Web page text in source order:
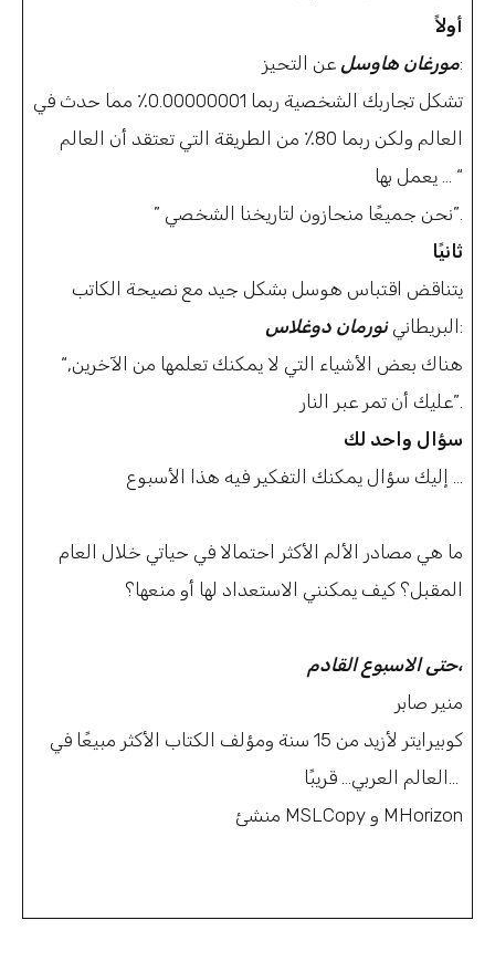
أولاً
مورغان هاوسلعن التحيز:
تشكل تجاربك الشخصية ربما 0.00000001٪ مما حدث في
العالم ولكن ربما 80٪ من الطريقة التي تعتقد أن العالم
يعمل بها … “
” نحن جميعًا منحازون لتاريخنا الشخصي”.
ثانيًا
يتناقض اقتباس هوسل بشكل جيد مع نصيحة الكاتب
البريطانينورمان دوغلاس
:
“هناك بعض الأشياء التي لا يمكنك تعلمها من الآخرين,
عليك أن تمر عبر النار”.
سؤال واحد لك
ما هي مصادر الألم الأكثر احتمالا في حياتي خلال العام
المقبل؟ كيف يمكنني الاستعداد لها أو منعها؟
حتى الاسبوع القادم،
منير صابر
كوبيرايتر لأزيد من 15 سنة ومؤلف الكتاب الأكثر مبيعًا في
منشئ MSLCopy و MHorizon